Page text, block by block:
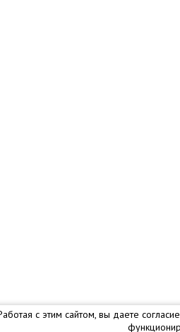
с этим сайтом, вы даете